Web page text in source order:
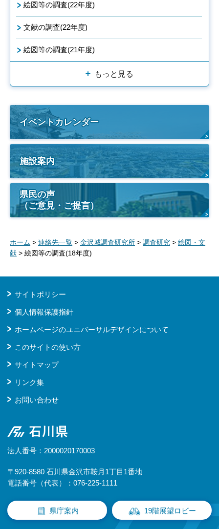
絵図等の調査(22年度)
文献の調査(22年度)
絵図等の調査(21年度)
もっと見る
イベントカレンダー
施設案内
県民の声
（ご意見・ご提言）
ホーム > 連絡先一覧 > 金沢城調査研究所 > 調査研究 > 絵図・文
献 > 絵図等の調査(18年度)
サイトポリシー
個人情報保護指針
ホームページのユニバーサルデザインについて
このサイトの使い方
サイトマップ
リンク集
お問い合わせ
石川県
法人番号：2000020170003
〒920-8580 石川県金沢市鞍月1丁目1番地
電話番号（代表）：076-225-1111
県庁案内 19階展望ロビー